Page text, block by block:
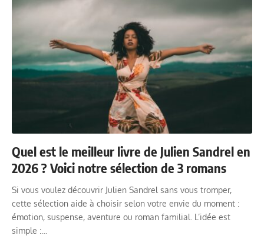
Quel est le meilleur livre de Julien Sandrel en
2026 ? Voici notre sélection de 3 romans
Si vous voulez découvrir Julien Sandrel sans vous tromper,
cette sélection aide à choisir selon votre envie du moment :
émotion, suspense, aventure ou roman familial. L’idée est
simple :…